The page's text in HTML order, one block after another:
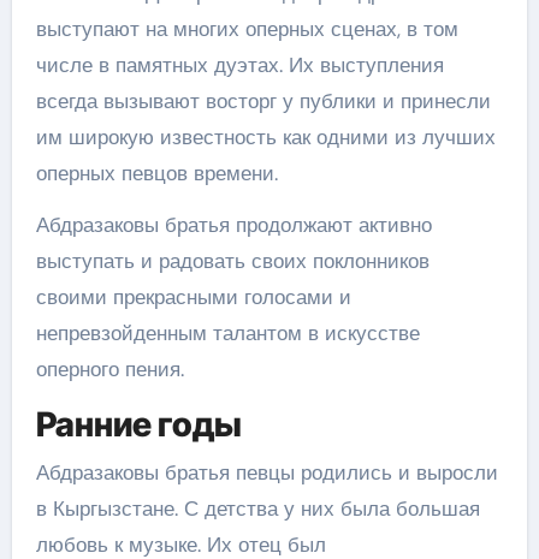
выступают на многих оперных сценах, в том
числе в памятных дуэтах. Их выступления
всегда вызывают восторг у публики и принесли
им широкую известность как одними из лучших
оперных певцов времени.
Абдразаковы братья продолжают активно
выступать и радовать своих поклонников
своими прекрасными голосами и
непревзойденным талантом в искусстве
оперного пения.
Ранние годы
Абдразаковы братья певцы родились и выросли
в Кыргызстане. С детства у них была большая
любовь к музыке. Их отец был